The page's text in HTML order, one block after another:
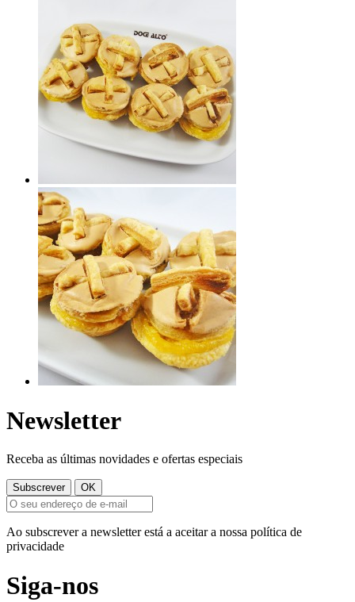
Newsletter
Receba as últimas novidades e ofertas especiais
Ao subscrever a newsletter está a aceitar a nossa política de
privacidade
Siga-nos